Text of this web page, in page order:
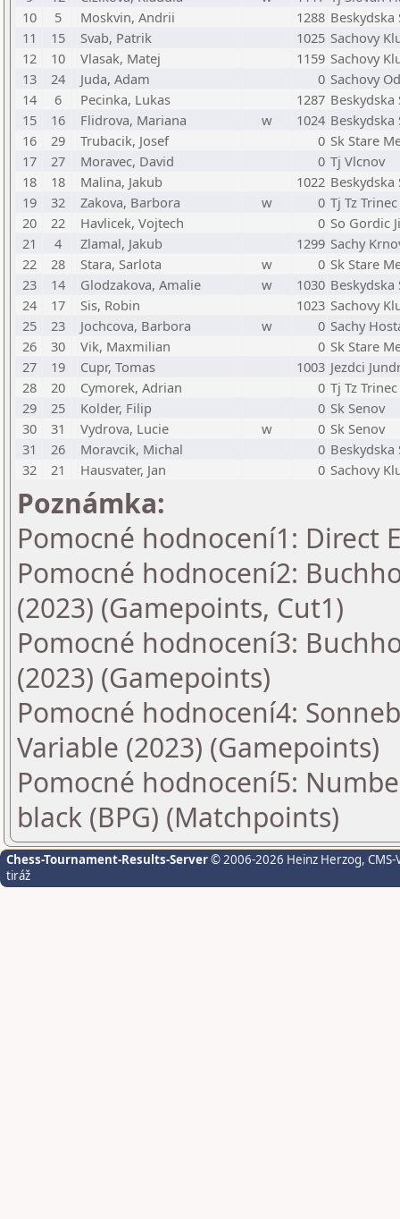
10
5 Moskvin, Andrii 1288 Beskydska
11
15 Svab, Patrik 1025 Sachovy
12
10 Vlasak, Matej 1159 Sachovy
13
24 Juda, Adam 0 Sachovy
14
6 Pecinka, Lukas 1287 Beskydska
15
16 Flidrova, Mariana w 1024 Beskydska
16
29 Trubacik, Josef 0 Sk Stare
17
27 Moravec, David 0 Tj Vlcnov
18
18 Malina, Jakub 1022 Beskydska
19
32 Zakova, Barbora w 0 Tj Tz Trinec
20
22 Havlicek, Vojtech 0 So Gordic
21
4 Zlamal, Jakub 1299 Sachy
22
28 Stara, Sarlota w 0 Sk Stare
23
14 Glodzakova, Amalie w 1030 Beskydska
24
17 Sis, Robin 1023 Sachovy
25
23 Jochcova, Barbora w 0 Sachy
26
30 Vik, Maxmilian 0 Sk Stare
27
19 Cupr, Tomas 1003 Jezdci
28
20 Cymorek, Adrian 0 Tj Tz Trinec
29
25 Kolder, Filip 0 Sk Senov
30
31 Vydrova, Lucie w 0 Sk Senov
31
26 Moravcik, Michal 0 Beskydska
32
21 Hausvater, Jan 0 Sachovy
Poznámka:
Pomocné hodnocení1: Direct
Pomocné hodnocení2:
(2023) (Gamepoints, Cut1)
Pomocné hodnocení3:
(2023) (Gamepoints)
Pomocné hodnocení4:
Variable (2023) (Gamepoints)
Pomocné hodnocení5:
black (BPG) (Matchpoints)
Chess-Tournament-Results-Server© 2006-2026 Heinz Herzog,
tiráž